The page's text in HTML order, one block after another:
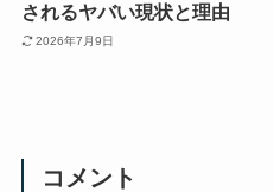
されるヤバい現状と理由
2026年7月9日
コメント